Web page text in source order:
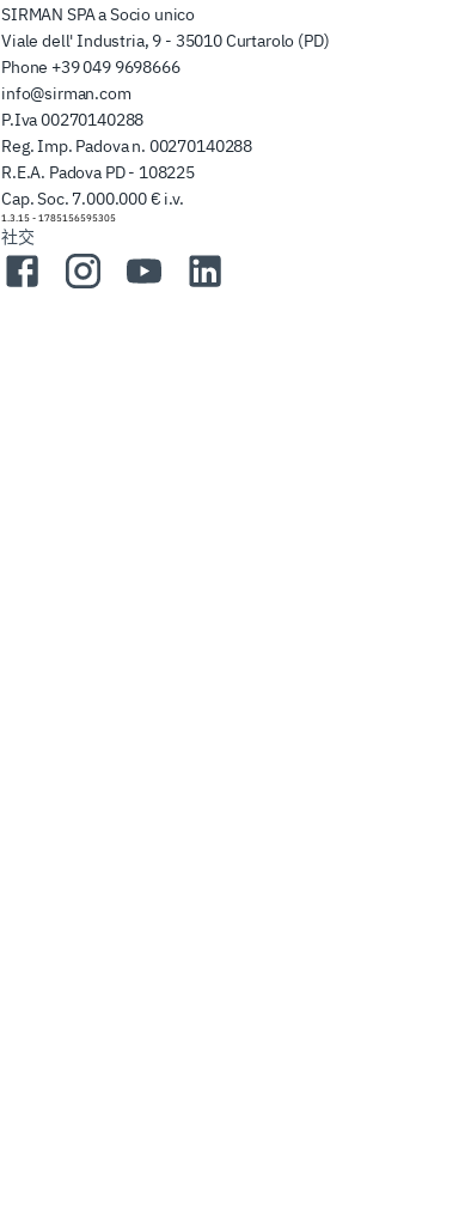
SIRMAN SPA a Socio unico
Viale dell' Industria, 9 - 35010 Curtarolo (PD)
Phone +39 049 9698666
info@sirman.com
P.Iva 00270140288
Reg. Imp. Padova n. 00270140288
R.E.A. Padova PD - 108225
Cap. Soc. 7.000.000 € i.v.
1.3.15 - 1785156595305
社交
FacebookInstagramYouTubeLinkedIn